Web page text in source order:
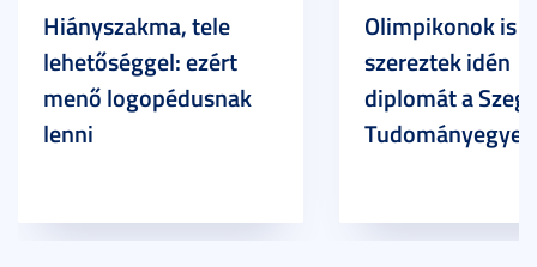
Hiányszakma, tele
lehetőséggel: ezért
menő logopédusnak
lenni
Olimpikonok is
szereztek idén
diplomát a